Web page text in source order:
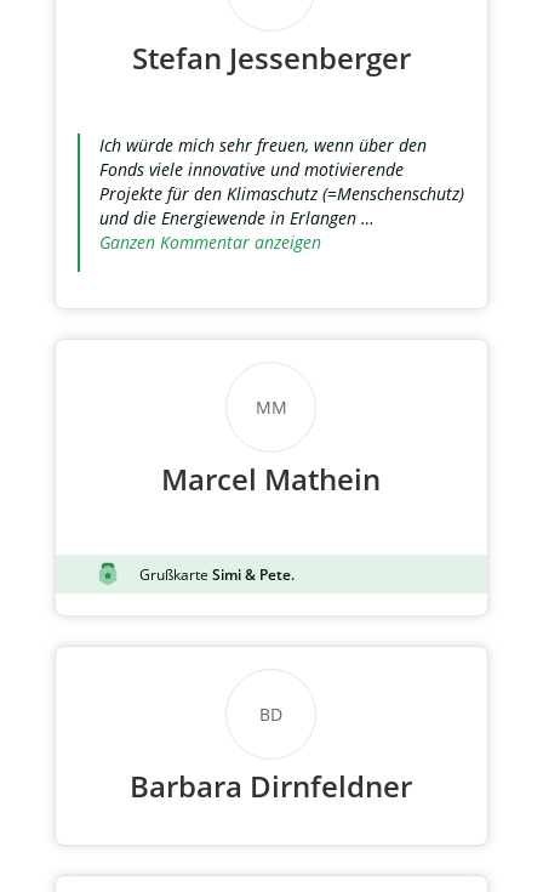
Stefan Jessenberger
Ich würde mich sehr freuen, wenn über den
Fonds viele innovative und motivierende
Projekte für den Klimaschutz (=Menschenschutz)
und die Energiewende in Erlangen …
Ganzen Kommentar anzeigen
MM
Marcel Mathein
Grußkarte Simi & Pete.
BD
Barbara Dirnfeldner